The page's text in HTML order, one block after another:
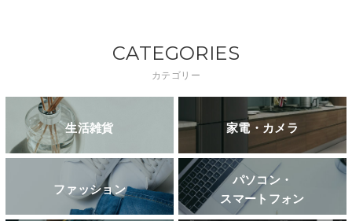
CATEGORIES
カテゴリー
生活雑貨 家電・カメラ
ファッション
パソコン・
スマートフォン